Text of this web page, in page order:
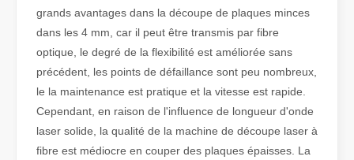
grands avantages dans la découpe de plaques minces
dans les 4 mm, car il peut être transmis par fibre
optique, le degré de la flexibilité est améliorée sans
précédent, les points de défaillance sont peu nombreux,
le la maintenance est pratique et la vitesse est rapide.
Cependant, en raison de l'influence de longueur d'onde
laser solide, la qualité de la machine de découpe laser à
fibre est médiocre en couper des plaques épaisses. La